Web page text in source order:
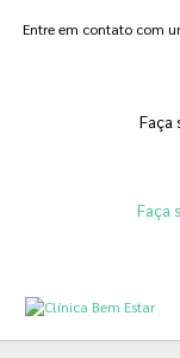
Entre em contato com
Faça